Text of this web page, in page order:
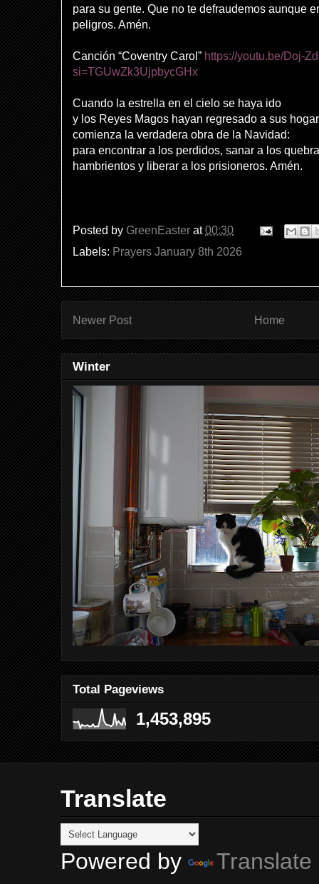
para su gente. Que no te defraudemos aunque
peligros. Amén.
Canción “Coventry Carol” https://youtu.be/Doj-
si=TGUwZk3UjpbycGHx
Cuando la estrella en el cielo se haya ido
y los Reyes Magos hayan regresado a sus
comienza la verdadera obra de la Navidad:
para encontrar a los perdidos, sanar a los
hambrientos y liberar a los prisioneros. Amén.
Posted by GreenEaster at00:30
Labels: Prayers January 8th 2026
Newer Post Home
Winter
Total Pageviews
1,453,895
Translate
Powered by Translate